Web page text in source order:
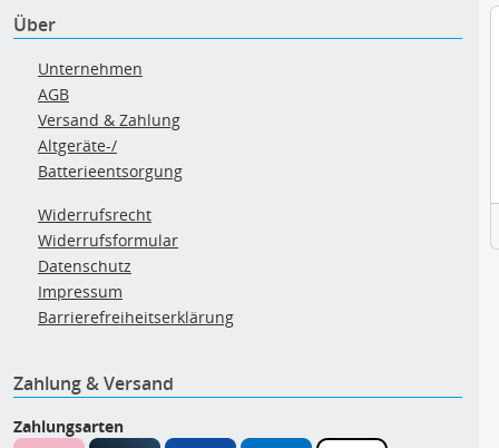
Über
Unternehmen
AGB
Versand & Zahlung
Altgeräte-/
Batterieentsorgung
Widerrufsrecht
Widerrufsformular
Datenschutz
Impressum
Barrierefreiheitserklärung
Zahlung & Versand
Zahlungsarten